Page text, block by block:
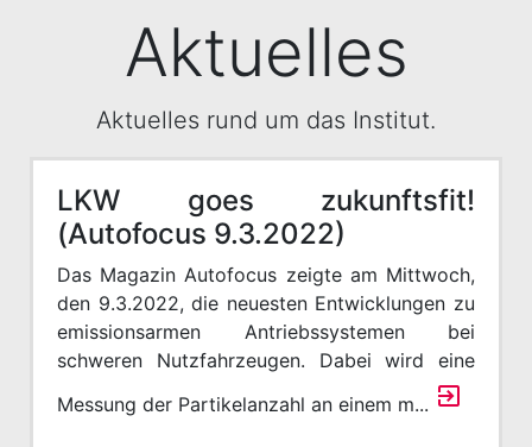
Aktuelles
Aktuelles rund um das Institut.
LKW goes zukunftsfit!
(Autofocus 9.3.2022)
Das Magazin Autofocus zeigte am Mittwoch,
den 9.3.2022, die neuesten Entwicklungen zu
emissionsarmen Antriebssystemen bei
schweren Nutzfahrzeugen. Dabei wird eine
Messung der Partikelanzahl an einem m...